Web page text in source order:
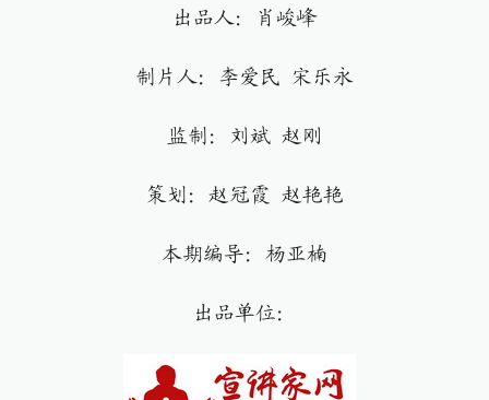
出品人：肖峻峰
制片人：李爱民 宋乐永
监制：刘斌 赵刚
策划：赵冠霞 赵艳艳
本期编导：杨亚楠
出品单位：